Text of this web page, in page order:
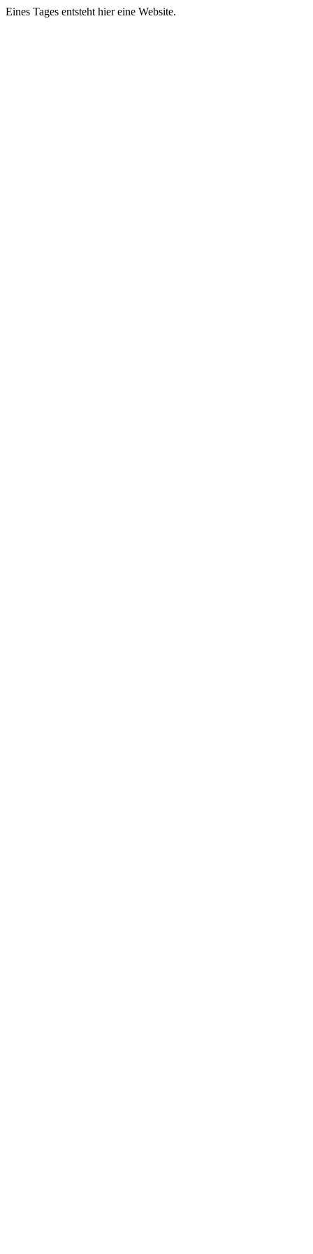
Eines Tages entsteht hier eine Website.